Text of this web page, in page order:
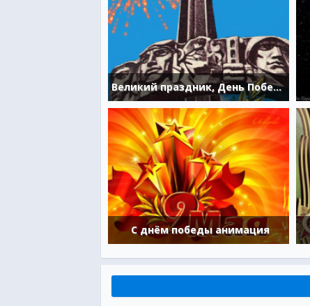
Великий праздник, День Победы!
С днём победы анимация